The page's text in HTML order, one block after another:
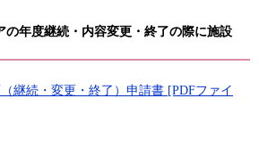
の年度継続・内容変更・終了の際に施設
継続・変更・終了）申請書 [PDFファイ